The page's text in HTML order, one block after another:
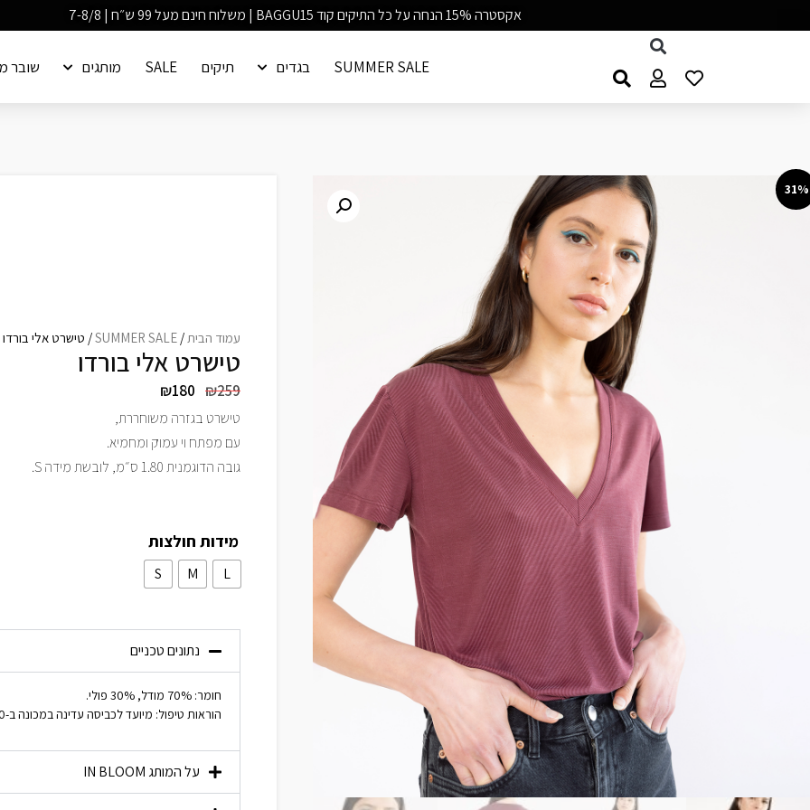
אקסטרה 15% הנחה על כל התיקים קוד BAGGU15 | משלוח חינם מעל 99 ש״ח | 7-8/8
SUMMER SALE בגדים תיקים SALE מותגים שובר
31%
עמוד הבית/
SUMMER SALE/ טישרט אלי בורדו
טישרט אלי בורדו
₪259
₪180
טישרט בגזרה משוחררת,
עם מפתח וי עמוק ומחמיא.
גובה הדוגמנית 1.80 ס״מ, לובשת מידה S.
מידות חולצות
L
M
S
נתונים טכניים
חומר: 70% מודל, 30% פולי.
הוראות טיפול: מיועד לכביסה עדינה במכונה ב-30 מעלות, ייבוש בצל.
על המותג IN BLOOM